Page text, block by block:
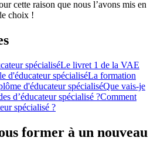
cette raison que nous l’avons mis en
choix !
spécialiséLe livret 1 de la VAE
d'éducateur spécialiséLa formation
d'éducateur spécialiséQue vais-je
d’éducateur spécialisé ?Comment
spécialisé ?
former à un nouveau